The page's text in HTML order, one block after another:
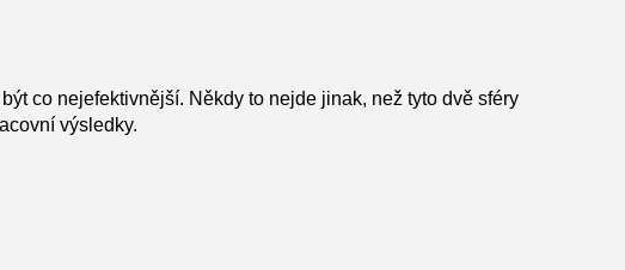
co nejefektivnější. Někdy to nejde jinak, než tyto dvě sféry
výsledky.